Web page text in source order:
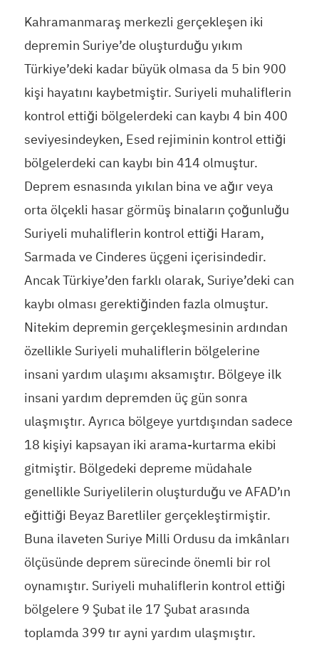
Kahramanmaraş merkezli gerçekleşen iki
depremin Suriye’de oluşturduğu yıkım
Türkiye’deki kadar büyük olmasa da 5 bin 900
kişi hayatını kaybetmiştir. Suriyeli muhaliflerin
kontrol ettiği bölgelerdeki can kaybı 4 bin 400
seviyesindeyken, Esed rejiminin kontrol ettiği
bölgelerdeki can kaybı bin 414 olmuştur.
Deprem esnasında yıkılan bina ve ağır veya
orta ölçekli hasar görmüş binaların çoğunluğu
Suriyeli muhaliflerin kontrol ettiği Haram,
Sarmada ve Cinderes üçgeni içerisindedir.
Ancak Türkiye’den farklı olarak, Suriye’deki can
kaybı olması gerektiğinden fazla olmuştur.
Nitekim depremin gerçekleşmesinin ardından
özellikle Suriyeli muhaliflerin bölgelerine
insani yardım ulaşımı aksamıştır. Bölgeye ilk
insani yardım depremden üç gün sonra
ulaşmıştır. Ayrıca bölgeye yurtdışından sadece
18 kişiyi kapsayan iki arama-kurtarma ekibi
gitmiştir. Bölgedeki depreme müdahale
genellikle Suriyelilerin oluşturduğu ve AFAD’ın
eğittiği Beyaz Baretliler gerçekleştirmiştir.
Buna ilaveten Suriye Milli Ordusu da imkânları
ölçüsünde deprem sürecinde önemli bir rol
oynamıştır. Suriyeli muhaliflerin kontrol ettiği
bölgelere 9 Şubat ile 17 Şubat arasında
toplamda 399 tır ayni yardım ulaşmıştır.